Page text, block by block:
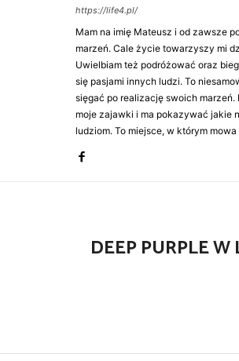
https://life4.pl/
Mam na imię Mateusz i od zawsze
marzeń. Cale życie towarzyszy mi
Uwielbiam też podróżować oraz
się pasjami innych ludzi. To
sięgać po realizację swoich
moje zajawki i ma pokazywać jakie
ludziom. To miejsce, w którym
DEEP PURPLE